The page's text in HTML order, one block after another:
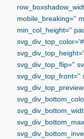
mobile_breaking=''
min_col_height=''
svg_div_top_flip=''
svg_div_top_front=''